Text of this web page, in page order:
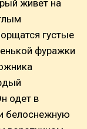
живет на
густые
фуражки
одет в
белоснежную